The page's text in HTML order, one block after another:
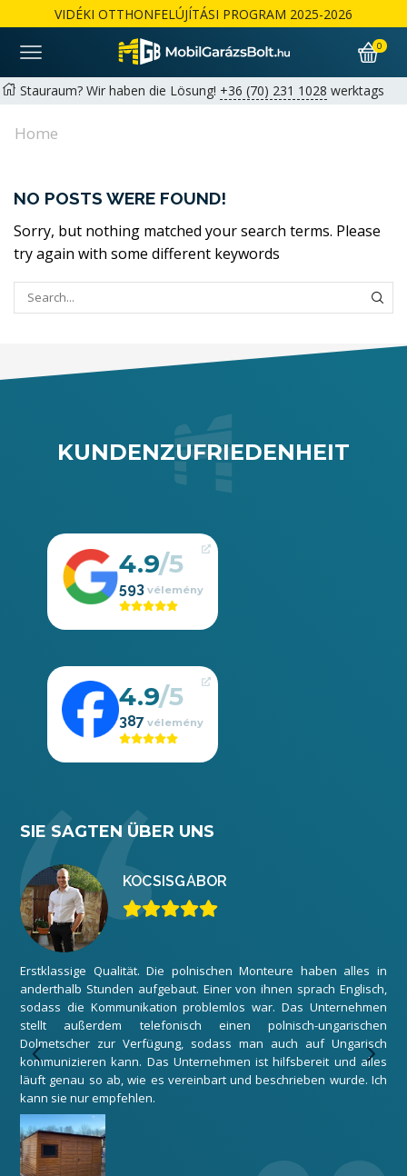
VIDÉKI OTTHONFELÚJÍTÁSI PROGRAM 2025-2026
0
Stauraum? Wir haben die Lösung! +36 (70) 231 1028 werktags
Kostenlose Lieferung und Montage landesweit
UnternehmenRészletek
Home
NO POSTS WERE FOUND!
Sorry, but nothing matched your search terms. Please
try again with some different keywords
KUNDENZUFRIEDENHEIT
4.9
593
4.9
387
SIE SAGTEN ÜBER UNS
KOCSISGÁBOR
Erstklassige Qualität. Die polnischen Monteure haben alles in
anderthalb Stunden aufgebaut. Einer von ihnen sprach Englisch,
sodass die Kommunikation problemlos war. Das Unternehmen
stellt außerdem telefonisch einen polnisch-ungarischen
Dolmetscher zur Verfügung, sodass man auch auf Ungarisch
kommunizieren kann. Das Unternehmen ist hilfsbereit und alles
läuft genau so ab, wie es vereinbart und beschrieben wurde. Ich
kann sie nur empfehlen.